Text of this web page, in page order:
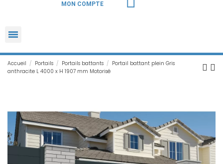
MON COMPTE
Accueil Portails Portails battants
Portail battant plein Gris
anthracite L 4000 x H 1907 mm Motorisé